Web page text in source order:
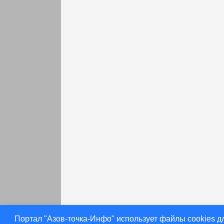
Портал "Азов-точка-Инфо" использует файлы cookies
раньше